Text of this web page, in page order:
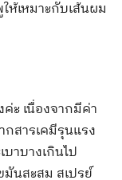
ห้เหมาะกับเส้นผม
ะ เนื่องจากมีค่า
สารเคมีรุนแรง
าบางเกินไป
นสะสม สเปรย์